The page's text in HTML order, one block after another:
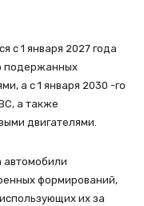
с 1 января 2027 года
подержанных
а с 1 января 2030 -го
а также
двигателями.
автомобили
формирований,
их за